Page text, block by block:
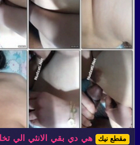
مقطع نيك
هي دي بقي الانثي الي